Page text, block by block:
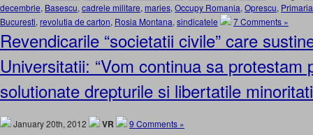
decembrie, Basescu, cadrele militare, maries, Occupy Romania, Oprescu,
Bucuresti, revolutia de carton, Rosia Montana, sindicatele 7 Comments »
Revendicarile “societatii civile” care
Universitatii: “Vom continua sa protestam
solutionate drepturile si libertatile
January 20th, 2012 VR 9 Comments »